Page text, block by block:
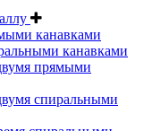
канавками
канавками
прямыми
спиральными